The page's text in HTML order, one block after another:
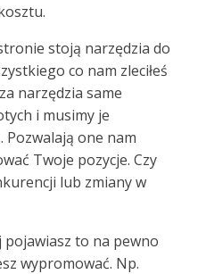
stoją narzędzia do
co nam zleciłeś
narzędzia same
i musimy je
Pozwalają one nam
Twoje pozycje. Czy
lub zmiany w
to na pewno
wypromować. Np.